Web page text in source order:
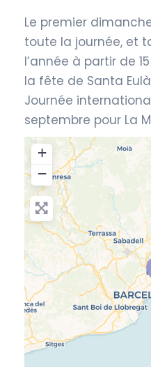
Le premier
toute la journée, et
l’année à partir de
la fête de Santa
Journée
septembre pour La
+
−